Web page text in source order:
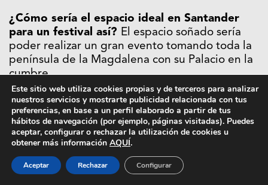
¿Cómo sería el espacio ideal en Santander
para un festival así? El espacio soñado sería
poder realizar un gran evento tomando toda la
península de la Magdalena con su Palacio en la
cumbre.
Santander Music Festival está más enfocado
hacia el indie, ¿creéis que algún día habrá
cabida para la música urbana o electrónica
másunderground?Tristemente parece que
hoy en día a todo hay que ponerle etiquetas…
esperamos que algún día el festival refleje la
Este sitio web utiliza cookies propias y de terceros para analizar
nuestros servicios y mostrarte publicidad relacionada con tus
preferencias, en base a un perfil elaborado a partir de tus
hábitos de navegación (por ejemplo, páginas visitadas). Puedes
aceptar, configurar o rechazar la utilización de cookies u
obtener más información AQUÍ.
Aceptar Rechazar Configurar